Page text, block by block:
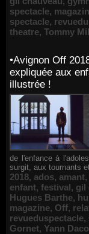
spectacle,
spectacle,
theatre, Tommy
•Avignon Off
expliquée aux
illustrée !
de l'enfance à
surgit, aux tournants
2018, ados, amant,
enfant, festival, gil
Hugues Barthe,
magazine, Off,
revueduspectacle,
Gornet, Yann